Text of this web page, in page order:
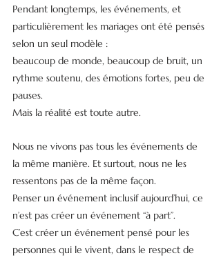
Pendant longtemps, les événements, et
particulièrement les mariages ont été pensés
selon un seul modèle :
beaucoup de monde, beaucoup de bruit, un
rythme soutenu, des émotions fortes, peu de
pauses.
Mais la réalité est toute autre.
Nous ne vivons pas tous les événements de
la même manière. Et surtout, nous ne les
ressentons pas de la même façon.
Penser un événement inclusif aujourd’hui, ce
n’est pas créer un événement “à part”.
C’est créer un événement pensé pour les
personnes qui le vivent, dans le respect de